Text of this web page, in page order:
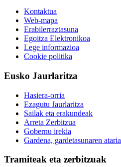
Kontaktua
Web-mapa
Erabilerraztasuna
Egoitza Elektronikoa
Lege informazioa
Cookie politika
Eusko Jaurlaritza
Hasiera-orria
Ezagutu Jaurlaritza
Sailak eta erakundeak
Arreta Zerbitzua
Gobernu irekia
Gardena, gardetasunaren ataria
Tramiteak eta zerbitzuak